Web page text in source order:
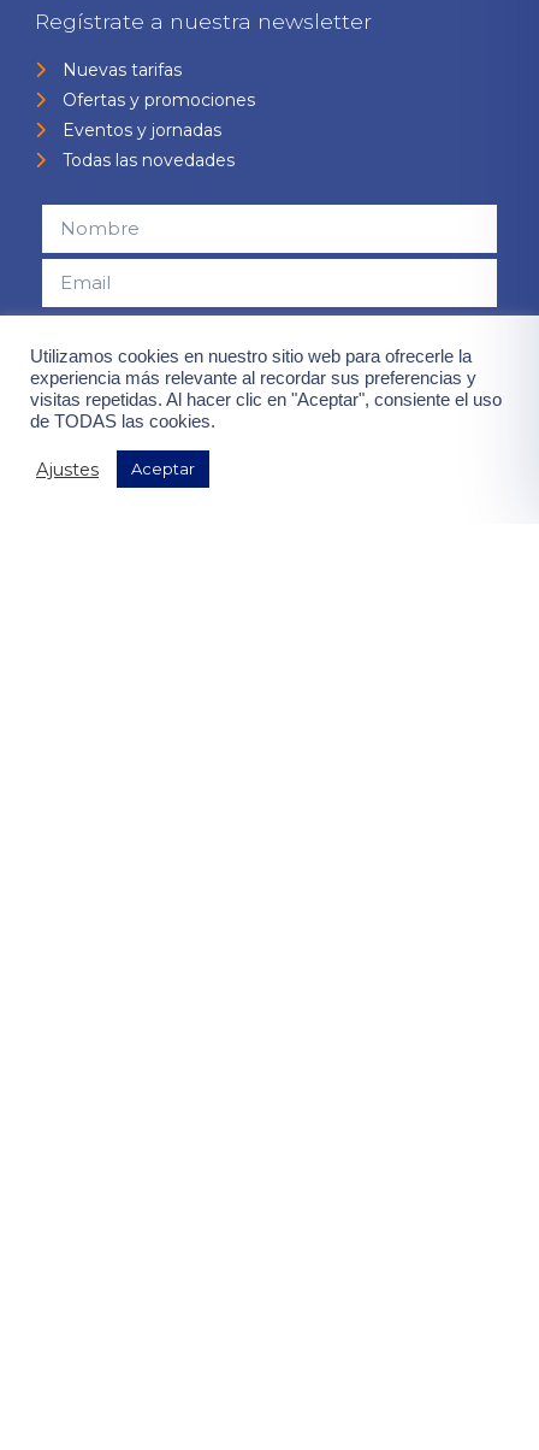
Regístrate a nuestra newsletter
Nuevas tarifas
Ofertas y promociones
Eventos y jornadas
Todas las novedades
Consiento el uso de mis datos para el envío de la newsletter,
contenidas en la"política de privacidad".
Utilizamos cookies en nuestro sitio web para ofrecerle la
experiencia más relevante al recordar sus preferencias y
visitas repetidas. Al hacer clic en "Aceptar", consiente el uso
de TODAS las cookies.
Ajustes Aceptar